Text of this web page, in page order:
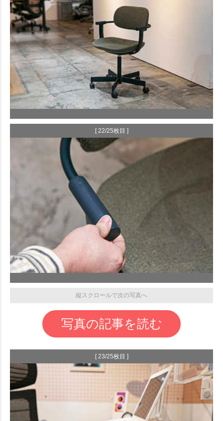
[ 22/25枚目 ]
縦スクロールで次の写真へ
写真の記事を読む
[ 23/25枚目 ]